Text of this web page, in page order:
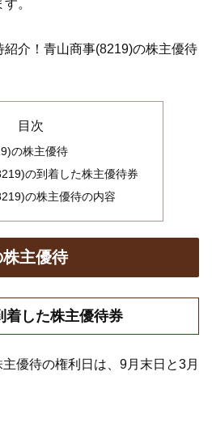
。
紹介！青山商事(8219)の株主優待
目次
の株主優待
の到着した株主優待券
の株主優待の内容
主優待
着した株主優待券
優待の権利日は、9月末日と3月